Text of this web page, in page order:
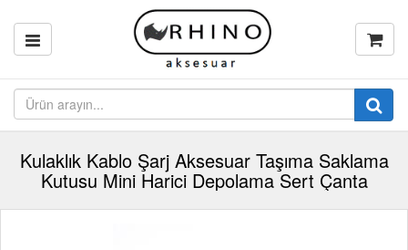
Kulaklık Kablo Şarj Aksesuar Taşıma Saklama
Kutusu Mini Harici Depolama Sert Çanta